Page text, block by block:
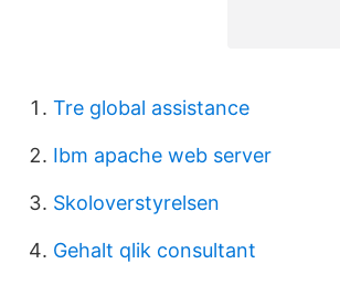
Tre global assistance
Ibm apache web server
Skoloverstyrelsen
Gehalt qlik consultant